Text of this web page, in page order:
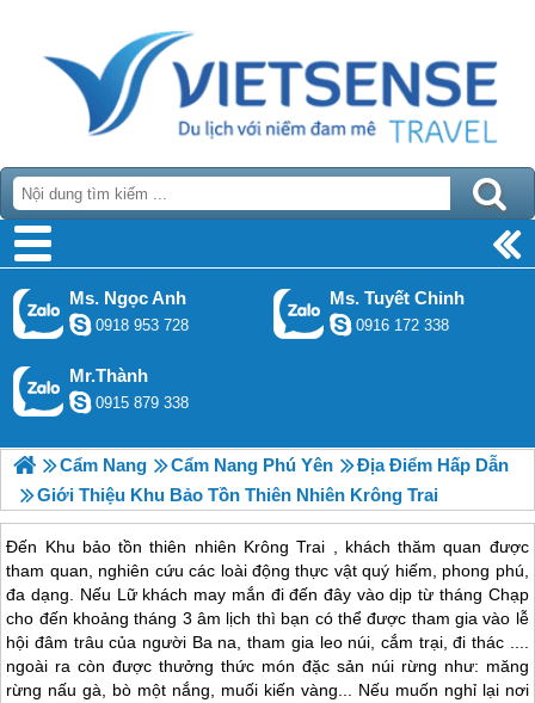
Ms. Ngọc Anh
0918 953 728
Ms. Tuyết Chinh
0916 172 338
Mr.Thành
0915 879 338
Cẩm Nang Cẩm Nang Phú Yên
Địa Điểm Hấp Dẫn
Giới Thiệu Khu Bảo Tồn Thiên Nhiên Krông Trai
Đến Khu bảo tồn thiên nhiên Krông Trai , khách thăm quan được
tham quan, nghiên cứu các loài động thực vật quý hiếm, phong phú,
đa dạng. Nếu Lữ khách may mắn đi đến đây vào dịp từ tháng Chạp
cho đến khoảng tháng 3 âm lịch thì bạn có thể được tham gia vào lễ
hội đâm trâu của người Ba na, tham gia leo núi, cắm trại, đi thác ....
ngoài ra còn được thưởng thức món đặc sản núi rừng như: măng
rừng nấu gà, bò một nắng, muối kiến vàng... Nếu muốn nghỉ lại nơi